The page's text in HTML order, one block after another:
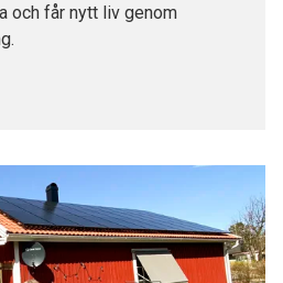
och får nytt liv genom